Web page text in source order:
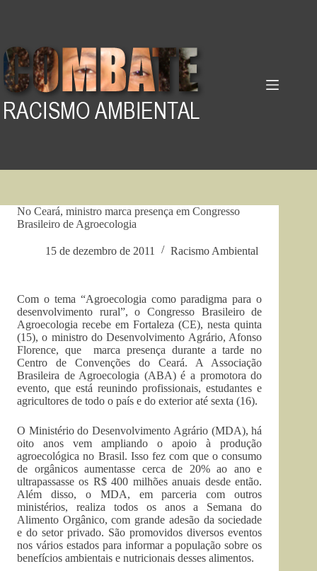
No Ceará, ministro marca presença em Congresso
Brasileiro de Agroecologia
15 de dezembro de 2011 Racismo Ambiental
Com o tema “Agroecologia como paradigma para o
desenvolvimento rural”, o Congresso Brasileiro de
Agroecologia recebe em Fortaleza (CE), nesta quinta
(15), o ministro do Desenvolvimento Agrário, Afonso
Florence, que marca presença durante a tarde no
Centro de Convenções do Ceará. A Associação
Brasileira de Agroecologia (ABA) é a promotora do
evento, que está reunindo profissionais, estudantes e
agricultores de todo o país e do exterior até sexta (16).
O Ministério do Desenvolvimento Agrário (MDA), há
oito anos vem ampliando o apoio à produção
agroecológica no Brasil. Isso fez com que o consumo
de orgânicos aumentasse cerca de 20% ao ano e
ultrapassasse os R$ 400 milhões anuais desde então.
Além disso, o MDA, em parceria com outros
ministérios, realiza todos os anos a Semana do
Alimento Orgânico, com grande adesão da sociedade
e do setor privado. São promovidos diversos eventos
nos vários estados para informar a população sobre os
benefícios ambientais e nutricionais desses alimentos.